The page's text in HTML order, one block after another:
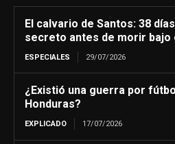
El calvario de Santos: 38
secreto antes de morir bajo
ESPECIALES 29/07/2026
¿Existió una guerra por
Honduras?
EXPLICADO 17/07/2026